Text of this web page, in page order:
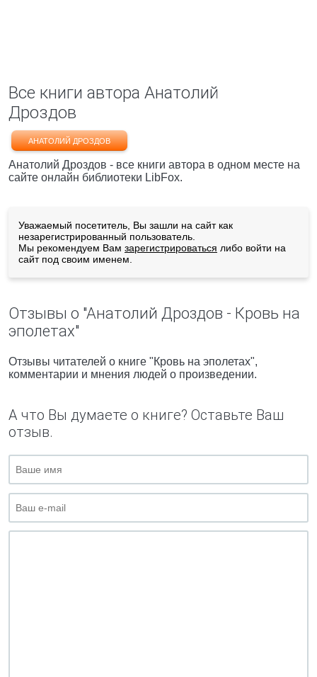
Все книги автора Анатолий
Дроздов
АНАТОЛИЙ ДРОЗДОВ
Анатолий Дроздов - все книги автора в одном месте на
сайте онлайн библиотеки LibFox.
Уважаемый посетитель, Вы зашли на сайт как
незарегистрированный пользователь.
Мы рекомендуем Вам зарегистрироваться либо войти на
сайт под своим именем.
Отзывы о "Анатолий Дроздов - Кровь на
эполетах"
Отзывы читателей о книге "Кровь на эполетах",
комментарии и мнения людей о произведении.
А что Вы думаете о книге? Оставьте Ваш
отзыв.